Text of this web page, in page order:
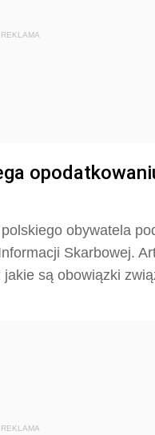
REKLAMA
obywatela
Skarbowej.
są obowiązki
REKLAMA